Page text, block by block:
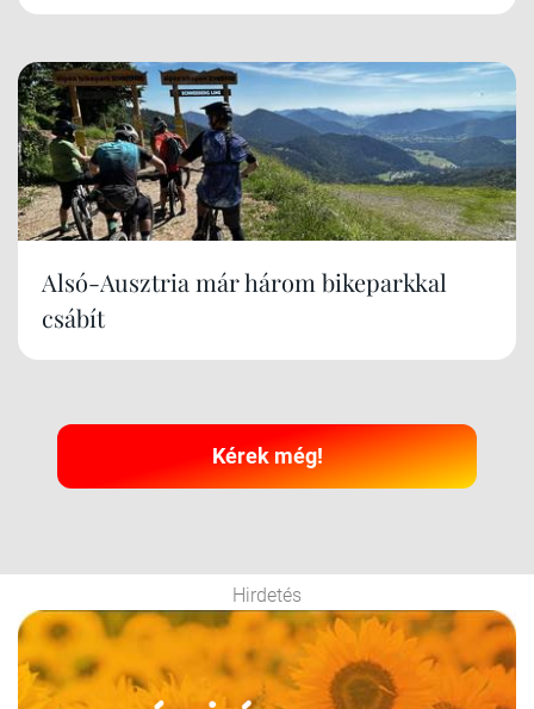
Alsó-Ausztria már három bikeparkkal
csábít
Kérek még!
Hirdetés